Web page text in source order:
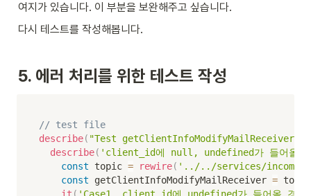
여지가 있습니다. 이 부분을 보완해주고 싶습니다.
다시 테스트를 작성해봅니다.
5. 에러 처리를 위한 테스트 작성
// test file
describe( "Test getClientInfoModifyMailReceiver(),
describe( 'client_id에 null, undefined가 들어올
const topic = rewire( '../../services/
const getClientInfoModifyMailReceiver = topic